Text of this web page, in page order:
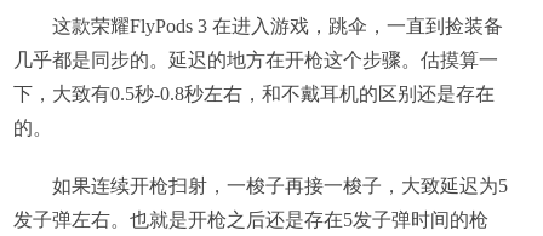
这款荣耀FlyPods 3 在进入游戏，跳伞，一直到捡装备
几乎都是同步的。延迟的地方在开枪这个步骤。估摸算一
下，大致有0.5秒-0.8秒左右，和不戴耳机的区别还是存在
的。
如果连续开枪扫射，一梭子再接一梭子，大致延迟为5
发子弹左右。也就是开枪之后还是存在5发子弹时间的枪